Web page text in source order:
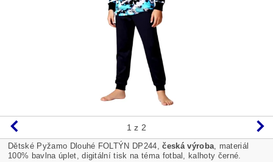
1 z 2
Dětské Pyžamo Dlouhé FOLTÝN DP244,česká výroba , materiál
100% bavlna úplet, digitální tisk na téma fotbal, kalhoty černé.